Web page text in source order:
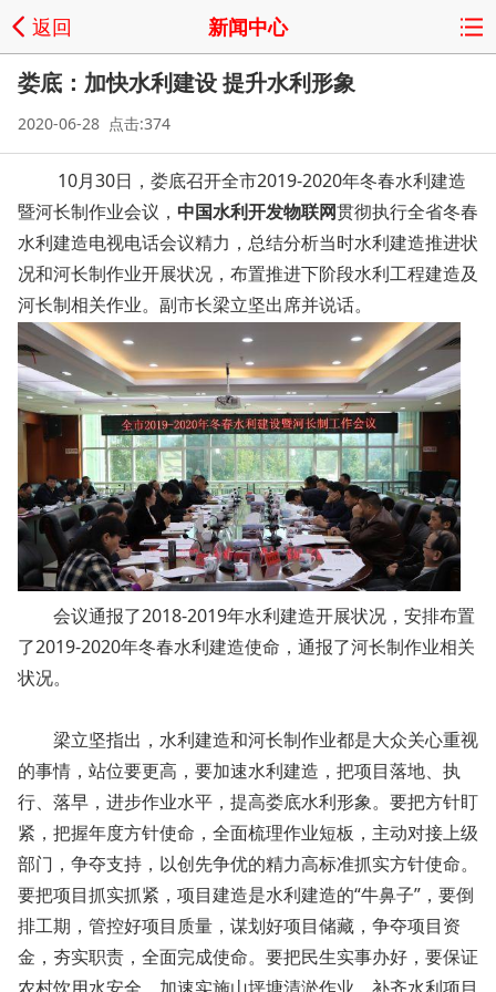
返回 新闻中心
娄底：加快水利建设 提升水利形象
2020-06-28 点击:374
10月30日，娄底召开全市2019-2020年冬春水利建造
暨河长制作业会议， 中国水利开发物联网贯彻执行全省冬春
水利建造电视电话会议精力，总结分析当时水利建造推进状
况和河长制作业开展状况，布置推进下阶段水利工程建造及
河长制相关作业。副市长梁立坚出席并说话。
会议通报了2018-2019年水利建造开展状况，安排布置
了2019-2020年冬春水利建造使命，通报了河长制作业相关
状况。
梁立坚指出，水利建造和河长制作业都是大众关心重视
的事情，站位要更高，要加速水利建造，把项目落地、执
行、落早，进步作业水平，提高娄底水利形象。要把方针盯
紧，把握年度方针使命，全面梳理作业短板，主动对接上级
部门，争夺支持，以创先争优的精力高标准抓实方针使命。
要把项目抓实抓紧，项目建造是水利建造的“牛鼻子”，要倒
排工期，管控好项目质量，谋划好项目储藏，争夺项目资
金，夯实职责，全面完成使命。要把民生实事办好，要保证